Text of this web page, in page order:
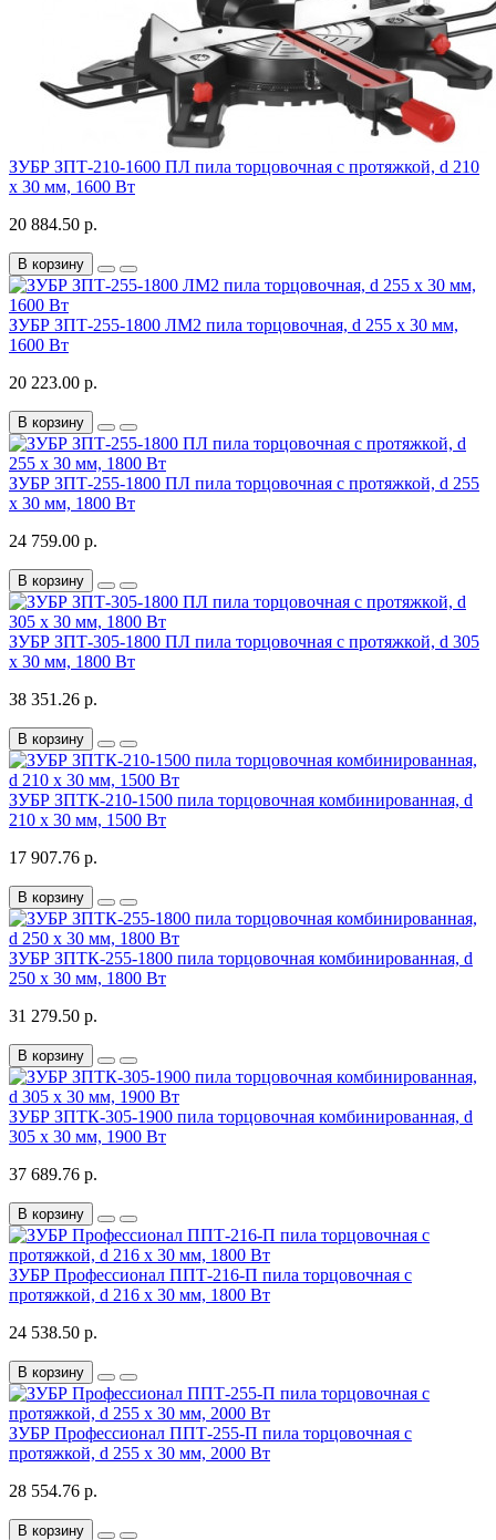
ЗУБР ЗПТ-210-1600 ПЛ пила торцовочная с протяжкой, d 210
х 30 мм, 1600 Вт
20 884.50 р.
В корзину
ЗУБР ЗПТ-255-1800 ЛМ2 пила торцовочная, d 255 х 30 мм,
1600 Вт
20 223.00 р.
В корзину
ЗУБР ЗПТ-255-1800 ПЛ пила торцовочная с протяжкой, d 255
х 30 мм, 1800 Вт
24 759.00 р.
В корзину
ЗУБР ЗПТ-305-1800 ПЛ пила торцовочная с протяжкой, d 305
х 30 мм, 1800 Вт
38 351.26 р.
В корзину
ЗУБР ЗПТК-210-1500 пила торцовочная комбинированная, d
210 х 30 мм, 1500 Вт
17 907.76 р.
В корзину
ЗУБР ЗПТК-255-1800 пила торцовочная комбинированная, d
250 х 30 мм, 1800 Вт
31 279.50 р.
В корзину
ЗУБР ЗПТК-305-1900 пила торцовочная комбинированная, d
305 х 30 мм, 1900 Вт
37 689.76 р.
В корзину
ЗУБР Профессионал ППТ-216-П пила торцовочная с
протяжкой, d 216 х 30 мм, 1800 Вт
24 538.50 р.
В корзину
ЗУБР Профессионал ППТ-255-П пила торцовочная с
протяжкой, d 255 х 30 мм, 2000 Вт
28 554.76 р.
В корзину